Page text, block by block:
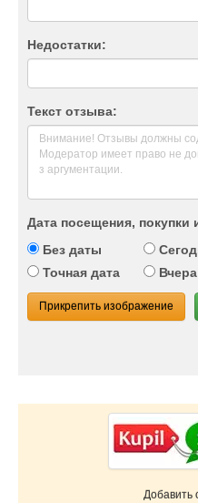
Недостатки:
Текст отзыва:
Дата посещения, покупки
Без даты
Точная дата
Вчера
Прикрепить изображение
Добавить